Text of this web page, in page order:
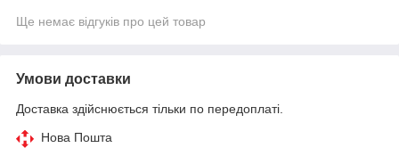
Ще немає відгуків про цей товар
Умови доставки
Доставка здійснюється тільки по передоплаті.
Нова Пошта